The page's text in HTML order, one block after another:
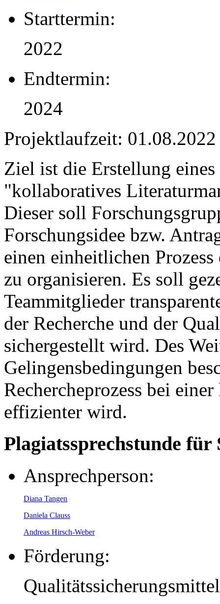
Starttermin:
2022
Endtermin:
2024
Projektlaufzeit:
Ziel ist die Erstellung
"kollaboratives
Dieser soll
Forschungsidee bzw.
einen einheitlichen
zu organisieren. Es soll
Teammitglieder
der Recherche und der
sichergestellt wird. Des
Gelingensbedingungen
Rechercheprozess bei
effizienter wird.
Plagiatssprechstunde für
Ansprechperson:
Diana Tangen
Daniela Clauss
Andreas Hirsch-Weber
Förderung: